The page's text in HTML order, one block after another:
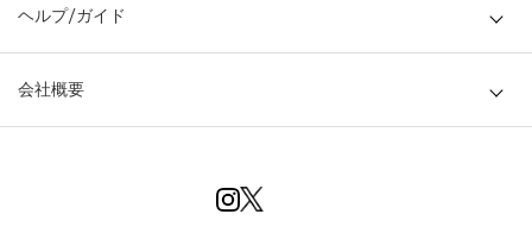
ヘルプ/ガイド
会社概要